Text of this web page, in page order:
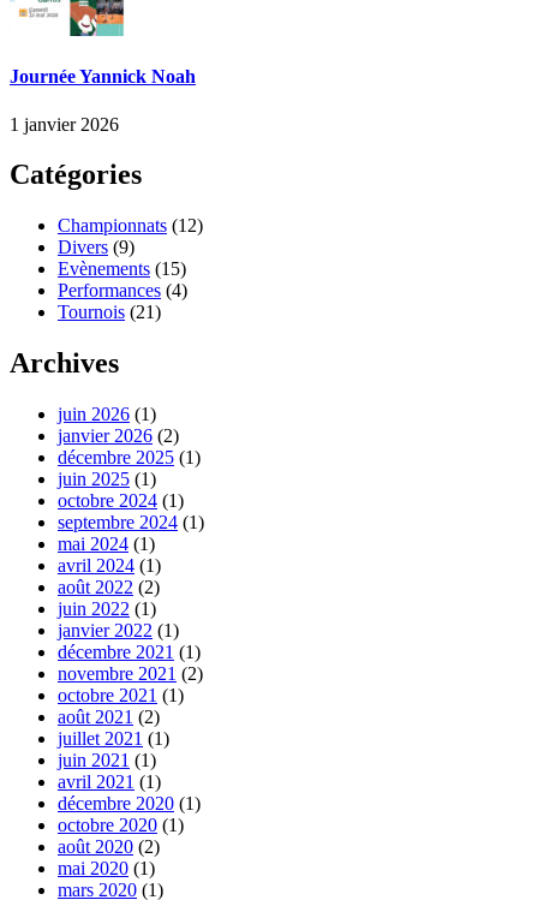
Journée Yannick Noah
1 janvier 2026
Catégories
Championnats (12)
Divers (9)
Evènements (15)
Performances (4)
Tournois (21)
Archives
juin 2026 (1)
janvier 2026 (2)
décembre 2025 (1)
juin 2025 (1)
octobre 2024 (1)
septembre 2024 (1)
mai 2024 (1)
avril 2024 (1)
août 2022 (2)
juin 2022 (1)
janvier 2022 (1)
décembre 2021 (1)
novembre 2021 (2)
octobre 2021 (1)
août 2021 (2)
juillet 2021 (1)
juin 2021 (1)
avril 2021 (1)
décembre 2020 (1)
octobre 2020 (1)
août 2020 (2)
mai 2020 (1)
mars 2020 (1)